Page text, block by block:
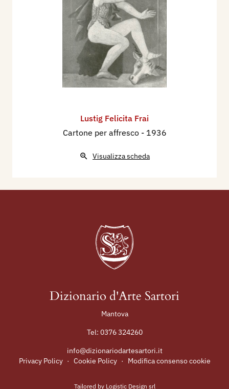
Lustig Felicita Frai
Cartone per affresco - 1936
Visualizza scheda
Dizionario d'Arte Sartori
Mantova
Tel: 0376 324260
info@dizionariodartesartori.it
Privacy Policy · Cookie Policy · Modifica consenso cookie
Tailored by Logistic Design srl